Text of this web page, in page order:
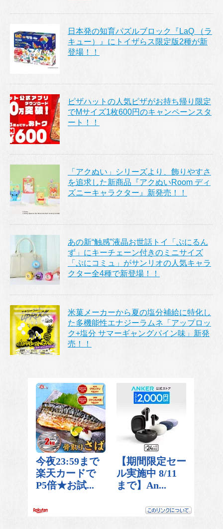
日本発の知育パズルブロック『LaQ （ラ
キュー）』にトイザらス限定版2種が新
登場！！
ピザハットの人気ピザがお持ち帰り限定
でMサイズ1枚600円のキャンペーンスタ
ート！！
「アクぬい」シリーズより、飾りやすさ
を追求した新商品『アクぬいRoom ディ
ズニーキャラクター』新発売！！
あの新“触感”液晶お世話トイ「ぷにるん
ず」にキーチェーン付きのミニサイズ
「ぷにコミュ」がサンリオの人気キャラ
クター全4種で新登場！！
米菓メーカーから夏の塩分補給に特化し
た多機能性エナジーラムネ「アップロッ
ク+塩分 サマーギャングパイン味」新発
売！！